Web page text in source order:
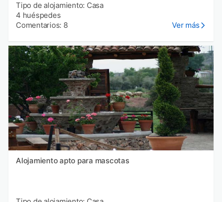
Tipo de alojamiento: Casa
4 huéspedes
Comentarios: 8
Ver más
Alojamiento apto para mascotas